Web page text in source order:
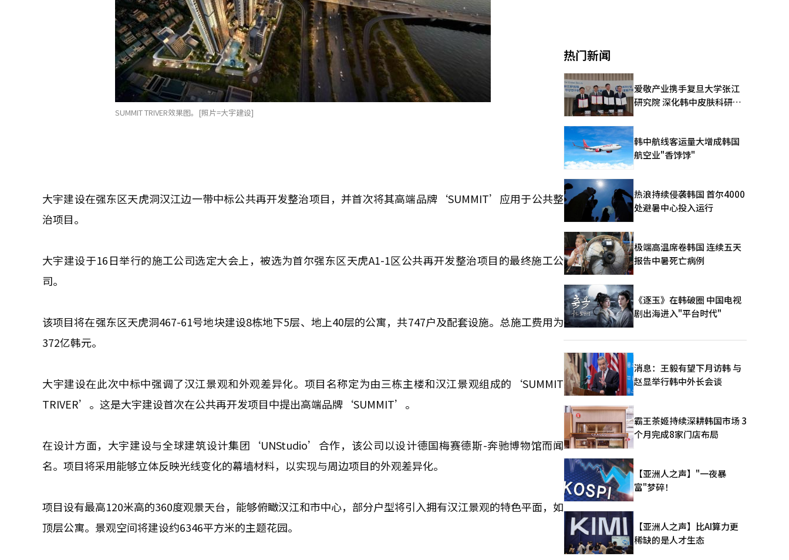
SUMMIT TRIVER效果图。[照片=大宇建设]
大宇建设在强东区天虎洞汉江边一带中标公共再开发整治项目，并首次将其高端品牌‘SUMMIT’应用于公共整
治项目。
大宇建设于16日举行的施工公司选定大会上，被选为首尔强东区天虎A1-1区公共再开发整治项目的最终施工公
司。
该项目将在强东区天虎洞467-61号地块建设8栋地下5层、地上40层的公寓，共747户及配套设施。总施工费用为
372亿韩元。
大宇建设在此次中标中强调了汉江景观和外观差异化。项目名称定为由三栋主楼和汉江景观组成的‘SUMMIT
TRIVER’。这是大宇建设首次在公共再开发项目中提出高端品牌‘SUMMIT’。
在设计方面，大宇建设与全球建筑设计集团‘UNStudio’合作，该公司以设计德国梅赛德斯-奔驰博物馆而闻
名。项目将采用能够立体反映光线变化的幕墙材料，以实现与周边项目的外观差异化。
项目设有最高120米高的360度观景天台，能够俯瞰汉江和市中心，部分户型将引入拥有汉江景观的特色平面，如
顶层公寓。景观空间将建设约6346平方米的主题花园。
热门新闻
爱敬产业携手复旦大学张江
研究院 深化韩中皮肤科研合
韩中航线客运量大增成韩国
航空业"香饽饽"
热浪持续侵袭韩国 首尔4000
处避暑中心投入运行
极端高温席卷韩国 连续五天
报告中暑死亡病例
《逐玉》在韩破圈 中国电视
剧出海进入"平台时代"
消息：王毅有望下月访韩 与
赵显举行韩中外长会谈
霸王茶姬持续深耕韩国市场 3
个月完成8家门店布局
【亚洲人之声】"一夜暴
富"梦碎！
【亚洲人之声】比AI算力更
稀缺的是人才生态